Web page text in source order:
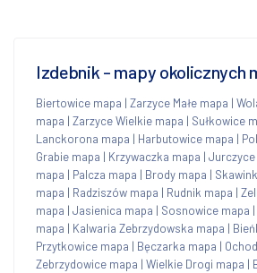
Izdebnik - mapy okolicznych
Biertowice mapa | Zarzyce Małe mapa |
mapa | Zarzyce Wielkie mapa | Sułkowice
Lanckorona mapa | Harbutowice mapa |
Grabie mapa | Krzywaczka mapa | Jurczyce
mapa | Palcza mapa | Brody mapa |
mapa | Radziszów mapa | Rudnik mapa |
mapa | Jasienica mapa | Sosnowice mapa |
mapa | Kalwaria Zebrzydowska mapa |
Przytkowice mapa | Bęczarka mapa |
Zebrzydowice mapa | Wielkie Drogi mapa |